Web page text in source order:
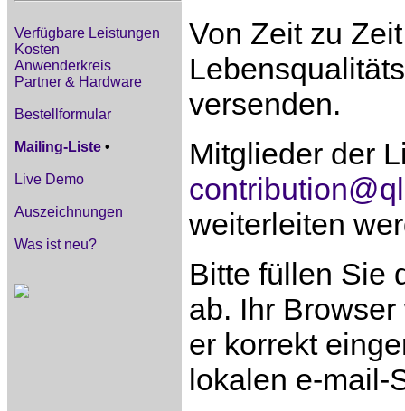
Verfügbare Leistungen
Kosten
Anwenderkreis
Partner & Hardware
Bestellformular
Mailing-Liste •
Live Demo
Auszeichnungen
Was ist neu?
Von Zeit zu
versenden.
Mitglieder der
weiterleiten
Bitte füllen Sie
ab. Ihr
er korrekt
lokalen e-mail-